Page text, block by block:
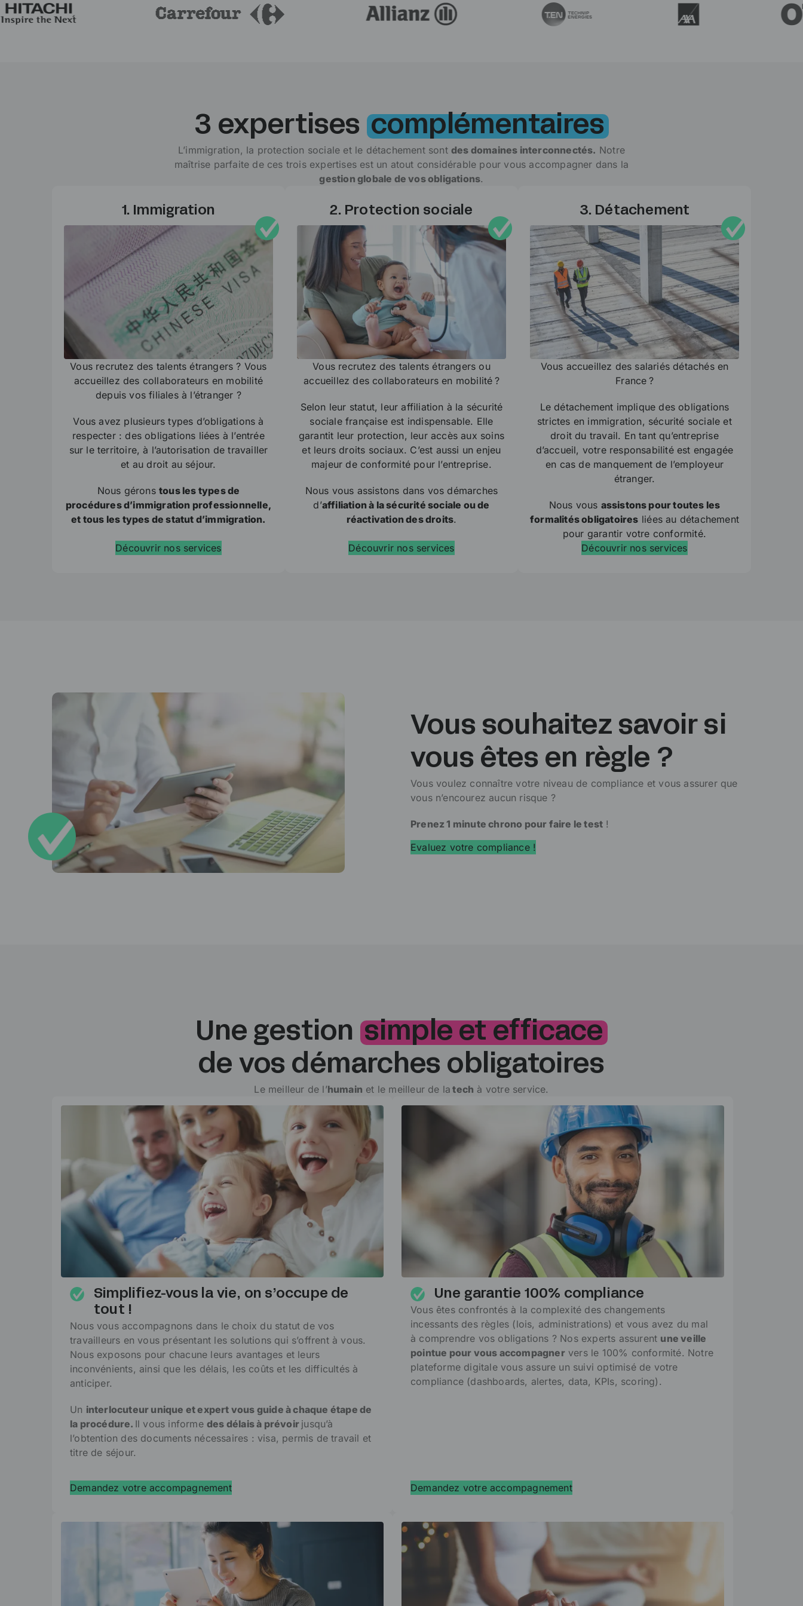
3 expertises complémentaires
L’immigration, la protection sociale et le détachement sontdes domaines interconnectés. Notre
maîtrise parfaite de ces trois expertises est un atout considérable pour vous accompagner dans la
gestion globale de vos obligations.
1. Immigration
Vous recrutez des talents étrangers ? Vous
accueillez des collaborateurs en mobilité
depuis vos filiales à l’étranger ?
Vous avez plusieurs types d’obligations à
respecter : des obligations liées à l’entrée
sur le territoire, à l’autorisation de travailler
et au droit au séjour.
Nous gérons tous les types de
procédures d’immigration professionnelle,
et tous les types de statut d’immigration.
Découvrir nos services
2. Protection sociale
Vous recrutez des talents étrangers ou
accueillez des collaborateurs en mobilité ?
Selon leur statut, leur affiliation à la sécurité
sociale française est indispensable. Elle
garantit leur protection, leur accès aux soins
et leurs droits sociaux. C’est aussi un enjeu
majeur de conformité pour l’entreprise.
Nous vous assistons dans vos démarches
d’affiliation à la sécurité sociale ou de
réactivation des droits.
Découvrir nos services
3. Détachement
Vous accueillez des salariés détachés en
France ?
Le détachement implique des obligations
strictes en immigration, sécurité sociale et
droit du travail. En tant qu’entreprise
d’accueil, votre responsabilité est engagée
en cas de manquement de l’employeur
étranger.
Nous vous assistons pour toutes les
formalités obligatoires liées au détachement
pour garantir votre conformité.
Découvrir nos services
Vous souhaitez savoir si
vous êtes en règle ?
Vous voulez connaître votre niveau de compliance et vous assurer que
vous n’encourez aucun risque ?
Prenez 1 minute chrono pour faire le test !
Evaluez votre compliance !
Une gestion simple et efficace
de vos démarches obligatoires
Le meilleur de l’humain et le meilleur de la tech à votre service.
Simplifiez-vous la vie, on s’occupe de
tout !
Nous vous accompagnons dans le choix du statut de vos
travailleurs en vous présentant les solutions qui s’offrent à vous.
Nous exposons pour chacune leurs avantages et leurs
inconvénients, ainsi que les délais, les coûts et les difficultés à
anticiper.
Un interlocuteur unique etexpert vous guide à chaque étape de
la procédure. Il vous informedes délais à prévoir jusqu’à
l’obtention des documents nécessaires : visa, permis de travail et
titre de séjour.
Demandez votre accompagnement
Une garantie 100% compliance
Vous êtes confrontés à la complexité des changements
incessants des règles (lois, administrations) et vous avez du mal
à comprendre vos obligations ? Nos experts assurent une veille
pointue pour vous accompagnervers le 100% conformité. Notre
plateforme digitale vous assure un suivi optimisé de votre
compliance (dashboards, alertes, data, KPIs, scoring).
Demandez votre accompagnement